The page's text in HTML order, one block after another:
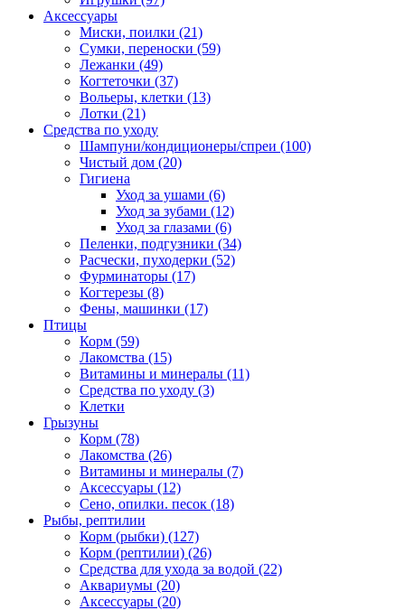
Аксессуары
Миски, поилки (21)
Сумки, переноски (59)
Лежанки (49)
Когтеточки (37)
Вольеры, клетки (13)
Лотки (21)
Средства по уходу
Шампуни/кондиционеры/спреи (100)
Чистый дом (20)
Гигиена
Уход за ушами (6)
Уход за зубами (12)
Уход за глазами (6)
Пеленки, подгузники (34)
Расчески, пуходерки (52)
Фурминаторы (17)
Когтерезы (8)
Фены, машинки (17)
Птицы
Корм (59)
Лакомства (15)
Витамины и минералы (11)
Средства по уходу (3)
Клетки
Грызуны
Корм (78)
Лакомства (26)
Витамины и минералы (7)
Аксессуары (12)
Сено, опилки. песок (18)
Рыбы, рептилии
Корм (рыбки) (127)
Корм (рептилии) (26)
Средства для ухода за водой (22)
Аквариумы (20)
Аксессуары (20)